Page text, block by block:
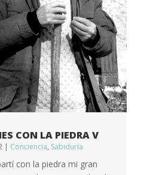
CON LA PIEDRA V
| Conciencia, Sabiduría
con la piedra mi gran